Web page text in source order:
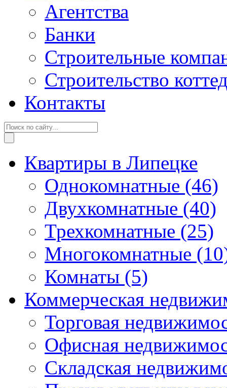
Агентства
Банки
Строительные
Строительство
Контакты
Квартиры в Липецке
Однокомнатные (46)
Двухкомнатные (40)
Трехкомнатные (25)
Многокомнатные
Комнаты (5)
Коммерческая
Торговая
Офисная
Складская